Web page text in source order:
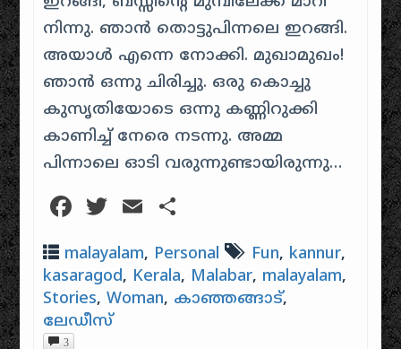
നിന്നു. ഞാന്‍ തൊട്ടുപിന്നലെ ഇറങ്ങി.
അയാള്‍ എന്നെ നോക്കി. മുഖാമുഖം!
ഞാന്‍ ഒന്നു ചിരിച്ചു. ഒരു കൊച്ചു
കുസൃതിയോടെ ഒന്നു കണ്ണിറുക്കി
കാണിച്ച് നേരെ നടന്നു. അമ്മ
പിന്നാലെ ഓടി വരുന്നുണ്ടായിരുന്നു…
Facebook
Twitter
Email
malayalam, Personal Fun, kannur,
kasaragod, Kerala, Malabar, malayalam,
Stories,Woman, കാഞ്ഞങ്ങാട്,
ലേഡീസ്
3